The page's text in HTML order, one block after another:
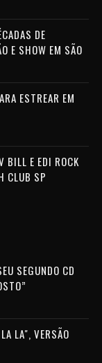
DE
E SHOW EM SÃO
ESTREAR EM
BILL E EDI ROCK
CLUB SP
SEGUNDO CD
LA", VERSÃO